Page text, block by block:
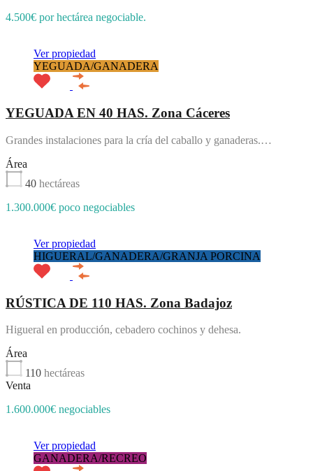
4.500€ por hectárea negociable.
Ver propiedad
YEGUADA/GANADERA
YEGUADA EN 40 HAS. Zona Cáceres
Grandes instalaciones para la cría del caballo y ganaderas.…
Área
40 hectáreas
1.300.000€ poco negociables
Ver propiedad
HIGUERAL/GANADERA/GRANJA PORCINA
RÚSTICA DE 110 HAS. Zona Badajoz
Higueral en producción, cebadero cochinos y dehesa.
Área
110 hectáreas
Venta
1.600.000€ negociables
Ver propiedad
GANADERA/RECREO